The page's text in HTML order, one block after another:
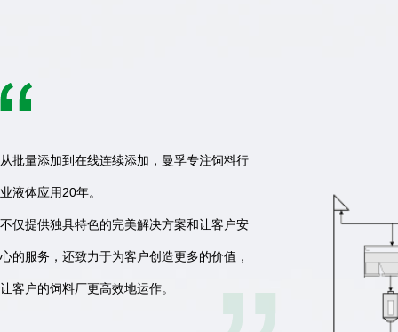
从批量添加到在线连续添加，曼孚专注饲料行
业液体应用20年。
不仅提供独具特色的完美解决方案和让客户安
心的服务，还致力于为客户创造更多的价值，
让客户的饲料厂更高效地运作。